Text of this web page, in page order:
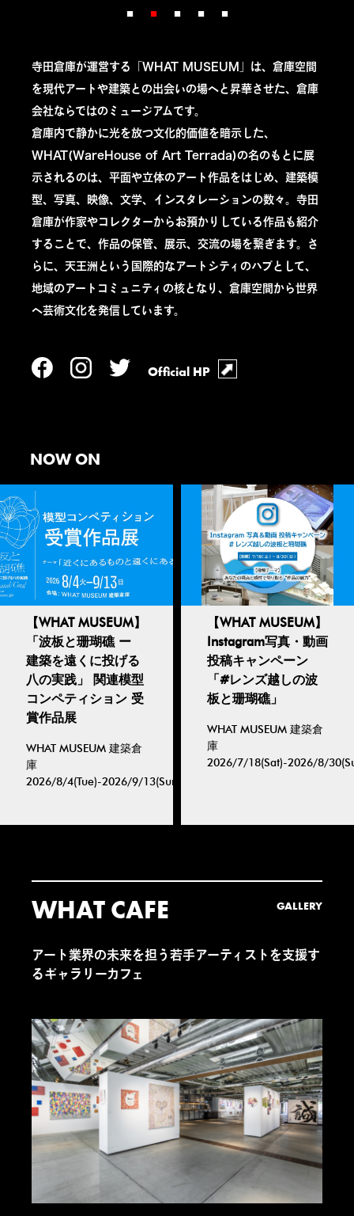
寺田倉庫が運営する「WHAT MUSEUM」は、倉庫空間
を現代アートや建築との出会いの場へと昇華させた、倉庫
会社ならではのミュージアムです。
倉庫内で静かに光を放つ文化的価値を暗示した、
WHAT(WareHouse of Art Terrada)の名のもとに展
示されるのは、平面や立体のアート作品をはじめ、建築模
型、写真、映像、文学、インスタレーションの数々。寺田
倉庫が作家やコレクターからお預かりしている作品も紹介
することで、作品の保管、展示、交流の場を繋ぎます。さ
らに、天王洲という国際的なアートシティのハブとして、
地域のアートコミュニティの核となり、倉庫空間から世界
へ芸術文化を発信しています。
Official HP
NOW ON
【WHAT MUSEUM】
「波板と珊瑚礁 ー
建築を遠くに投げる
八の実践」 関連模型
コンペティション 受
賞作品展
WHAT MUSEUM 建築倉
庫
2026/8/4(Tue)-2026/9/13(Sun)
【WHAT MUSEUM】
Instagram写真・動画
投稿キャンペーン
「#レンズ越しの波
板と珊瑚礁」
WHAT MUSEUM 建築倉
庫
2026/7/18(Sat)-2026/8/
WHAT CAFE GALLERY
アート業界の未来を担う若手アーティストを支援す
るギャラリーカフェ